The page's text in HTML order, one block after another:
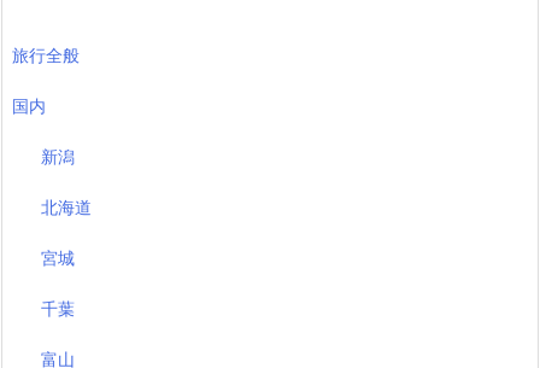
旅行全般
国内
新潟
北海道
宮城
千葉
富山